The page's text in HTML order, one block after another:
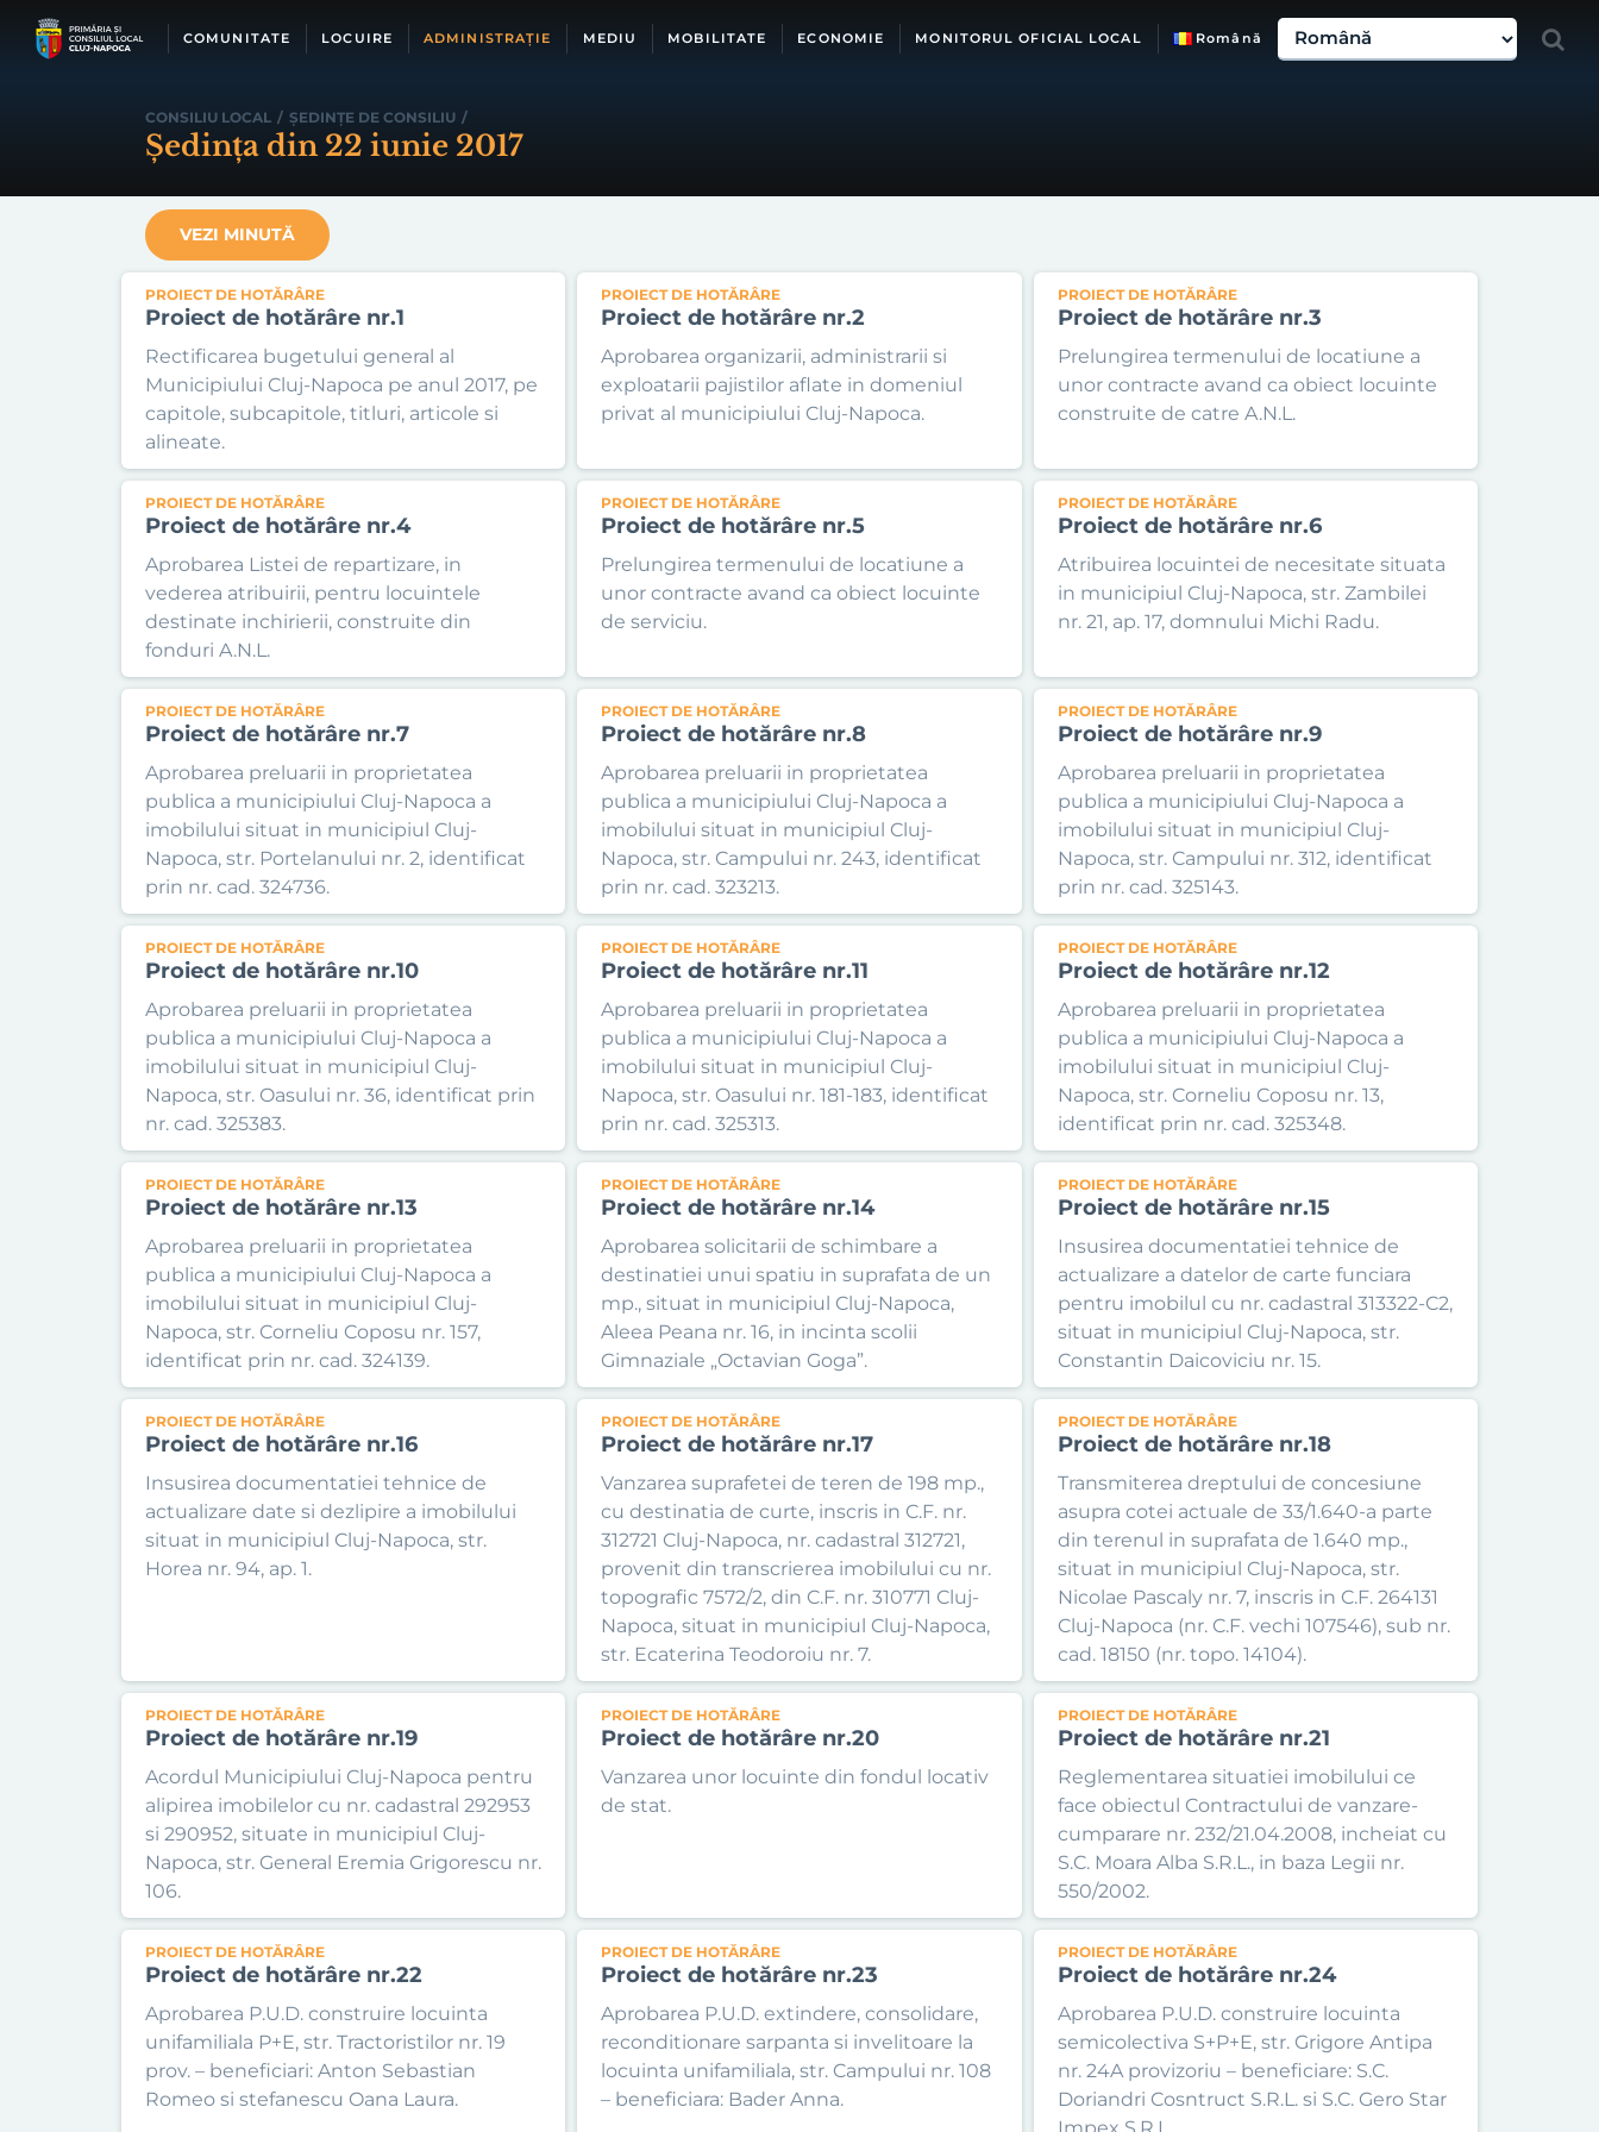
COMUNITATE LOCUIRE ADMINISTRAȚIE MEDIU MOBILITATE ECONOMIE MONITORUL OFICIAL LOCAL Română
CONSILIU LOCAL / ȘEDINȚE DE CONSILIU /
Ședința din 22 iunie 2017
VEZI MINUTĂ
PROIECT DE HOTĂRÂRE
Proiect de hotărâre nr.1
Rectificarea bugetului general al
Municipiului Cluj-Napoca pe anul 2017, pe
capitole, subcapitole, titluri, articole si
alineate.
PROIECT DE HOTĂRÂRE
Proiect de hotărâre nr.2
Aprobarea organizarii, administrarii si
exploatarii pajistilor aflate in domeniul
privat al municipiului Cluj-Napoca.
PROIECT DE HOTĂRÂRE
Proiect de hotărâre nr.3
Prelungirea termenului de locatiune a
unor contracte avand ca obiect locuinte
construite de catre A.N.L.
PROIECT DE HOTĂRÂRE
Proiect de hotărâre nr.4
Aprobarea Listei de repartizare, in
vederea atribuirii, pentru locuintele
destinate inchirierii, construite din
fonduri A.N.L.
PROIECT DE HOTĂRÂRE
Proiect de hotărâre nr.5
Prelungirea termenului de locatiune a
unor contracte avand ca obiect locuinte
de serviciu.
PROIECT DE HOTĂRÂRE
Proiect de hotărâre nr.6
Atribuirea locuintei de necesitate situata
in municipiul Cluj-Napoca, str. Zambilei
nr. 21, ap. 17, domnului Michi Radu.
PROIECT DE HOTĂRÂRE
Proiect de hotărâre nr.7
Aprobarea preluarii in proprietatea
publica a municipiului Cluj-Napoca a
imobilului situat in municipiul Cluj-
Napoca, str. Portelanului nr. 2, identificat
prin nr. cad. 324736.
PROIECT DE HOTĂRÂRE
Proiect de hotărâre nr.8
Aprobarea preluarii in proprietatea
publica a municipiului Cluj-Napoca a
imobilului situat in municipiul Cluj-
Napoca, str. Campului nr. 243, identificat
prin nr. cad. 323213.
PROIECT DE HOTĂRÂRE
Proiect de hotărâre nr.9
Aprobarea preluarii in proprietatea
publica a municipiului Cluj-Napoca a
imobilului situat in municipiul Cluj-
Napoca, str. Campului nr. 312, identificat
prin nr. cad. 325143.
PROIECT DE HOTĂRÂRE
Proiect de hotărâre nr.10
Aprobarea preluarii in proprietatea
publica a municipiului Cluj-Napoca a
imobilului situat in municipiul Cluj-
Napoca, str. Oasului nr. 36, identificat prin
nr. cad. 325383.
PROIECT DE HOTĂRÂRE
Proiect de hotărâre nr.11
Aprobarea preluarii in proprietatea
publica a municipiului Cluj-Napoca a
imobilului situat in municipiul Cluj-
Napoca, str. Oasului nr. 181-183, identificat
prin nr. cad. 325313.
PROIECT DE HOTĂRÂRE
Proiect de hotărâre nr.12
Aprobarea preluarii in proprietatea
publica a municipiului Cluj-Napoca a
imobilului situat in municipiul Cluj-
Napoca, str. Corneliu Coposu nr. 13,
identificat prin nr. cad. 325348.
PROIECT DE HOTĂRÂRE
Proiect de hotărâre nr.13
Aprobarea preluarii in proprietatea
publica a municipiului Cluj-Napoca a
imobilului situat in municipiul Cluj-
Napoca, str. Corneliu Coposu nr. 157,
identificat prin nr. cad. 324139.
PROIECT DE HOTĂRÂRE
Proiect de hotărâre nr.14
Aprobarea solicitarii de schimbare a
destinatiei unui spatiu in suprafata de un
mp., situat in municipiul Cluj-Napoca,
Aleea Peana nr. 16, in incinta scolii
Gimnaziale „Octavian Goga”.
PROIECT DE HOTĂRÂRE
Proiect de hotărâre nr.15
Insusirea documentatiei tehnice de
actualizare a datelor de carte funciara
pentru imobilul cu nr. cadastral 313322-C2,
situat in municipiul Cluj-Napoca, str.
Constantin Daicoviciu nr. 15.
PROIECT DE HOTĂRÂRE
Proiect de hotărâre nr.16
Insusirea documentatiei tehnice de
actualizare date si dezlipire a imobilului
situat in municipiul Cluj-Napoca, str.
Horea nr. 94, ap. 1.
PROIECT DE HOTĂRÂRE
Proiect de hotărâre nr.17
Vanzarea suprafetei de teren de 198 mp.,
cu destinatia de curte, inscris in C.F. nr.
312721 Cluj-Napoca, nr. cadastral 312721,
provenit din transcrierea imobilului cu nr.
topografic 7572/2, din C.F. nr. 310771 Cluj-
Napoca, situat in municipiul Cluj-Napoca,
str. Ecaterina Teodoroiu nr. 7.
PROIECT DE HOTĂRÂRE
Proiect de hotărâre nr.18
Transmiterea dreptului de concesiune
asupra cotei actuale de 33/1.640-a parte
din terenul in suprafata de 1.640 mp.,
situat in municipiul Cluj-Napoca, str.
Nicolae Pascaly nr. 7, inscris in C.F. 264131
Cluj-Napoca (nr. C.F. vechi 107546), sub nr.
cad. 18150 (nr. topo. 14104).
PROIECT DE HOTĂRÂRE
Proiect de hotărâre nr.19
Acordul Municipiului Cluj-Napoca pentru
alipirea imobilelor cu nr. cadastral 292953
si 290952, situate in municipiul Cluj-
Napoca, str. General Eremia Grigorescu nr.
106.
PROIECT DE HOTĂRÂRE
Proiect de hotărâre nr.20
Vanzarea unor locuinte din fondul locativ
de stat.
PROIECT DE HOTĂRÂRE
Proiect de hotărâre nr.21
Reglementarea situatiei imobilului ce
face obiectul Contractului de vanzare-
cumparare nr. 232/21.04.2008, incheiat cu
S.C. Moara Alba S.R.L., in baza Legii nr.
550/2002.
PROIECT DE HOTĂRÂRE
Proiect de hotărâre nr.22
Aprobarea P.U.D. construire locuinta
unifamiliala P+E, str. Tractoristilor nr. 19
prov. – beneficiari: Anton Sebastian
Romeo si stefanescu Oana Laura.
PROIECT DE HOTĂRÂRE
Proiect de hotărâre nr.23
Aprobarea P.U.D. extindere, consolidare,
reconditionare sarpanta si invelitoare la
locuinta unifamiliala, str. Campului nr. 108
– beneficiara: Bader Anna.
PROIECT DE HOTĂRÂRE
Proiect de hotărâre nr.24
Aprobarea P.U.D. construire locuinta
semicolectiva S+P+E, str. Grigore Antipa
nr. 24A provizoriu – beneficiare: S.C.
Doriandri Cosntruct S.R.L. si S.C. Gero Star